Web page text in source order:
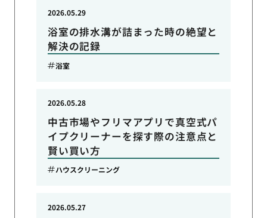
浴室の排水溝が詰まった時の絶望と
解決の記録
2026.05.29
浴室
中古市場やフリマアプリで真空式パ
イプクリーナーを探す際の注意点と
賢い買い方
2026.05.28
ハウスクリーニング
2026.05.27